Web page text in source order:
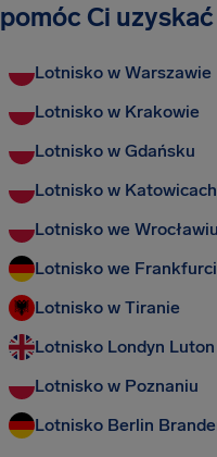
pomóc Ci
Lotnisko w Warszawie
Lotnisko w Krakowie
Lotnisko w Gdańsku
Lotnisko w Katowicach
Lotnisko we Wrocławiu
Lotnisko we
Lotnisko w Tiranie
Lotnisko Londyn Luton
Lotnisko w Poznaniu
Lotnisko Berlin